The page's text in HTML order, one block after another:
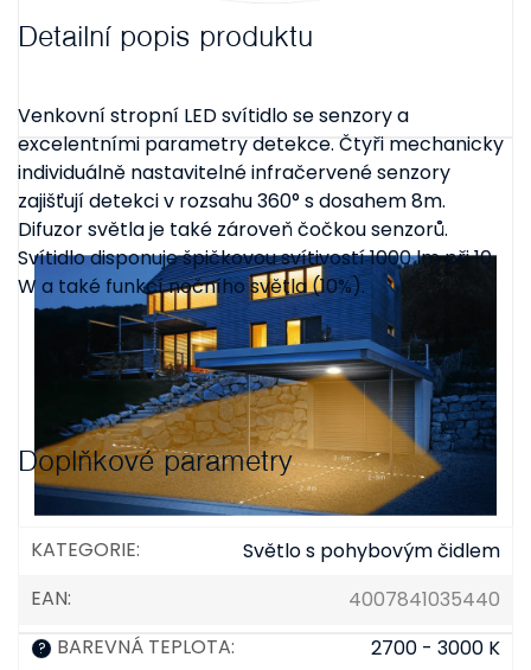
Detailní popis produktu
Venkovní stropní LED svítidlo se senzory a
excelentními parametry detekce. Čtyři mechanicky
individuálně nastavitelné infračervené senzory
zajišťují detekci v rozsahu 360° s dosahem 8m.
Difuzor světla je také zároveň čočkou senzorů.
Svítidlo disponuje špičkovou svítivostí 1000 lm při 10
W a také funkcí nočního světla (10%).
Doplňkové parametry
KATEGORIE:
Světlo s pohybovým čidlem
EAN: 4007841035440
? BAREVNÁ TEPLOTA: 2700 - 3000 K